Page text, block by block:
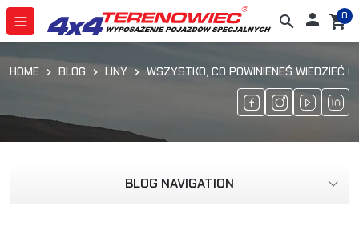
search  shopping_cart
0
HOME BLOG LINY WSZYSTKO, CO POWINIENEŚ WIEDZIEĆ
BLOG NAVIGATION